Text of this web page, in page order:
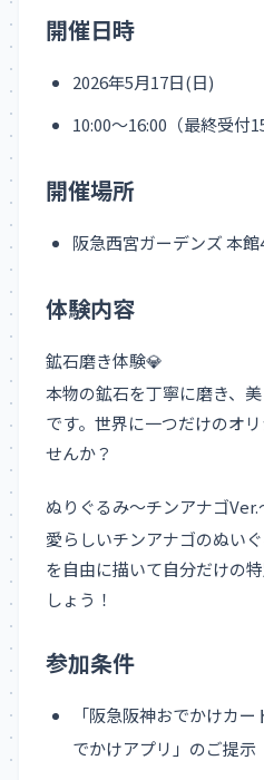
開催日時
2026年5月17日(日)
10:00〜16:00（最終受付
開催場所
阪急西宮ガーデンズ 本
体験内容
鉱石磨き体験💎
本物の鉱石を丁寧に磨き、
です。世界に一つだけのオ
せんか？
ぬりぐるみ〜チンアナゴVer.
愛らしいチンアナゴのぬい
を自由に描いて自分だけの
しょう！
参加条件
「阪急阪神おでかけカ
でかけアプリ」のご提示